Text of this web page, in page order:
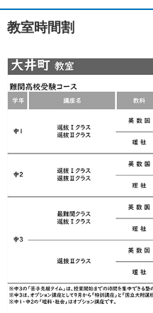
教室時間割